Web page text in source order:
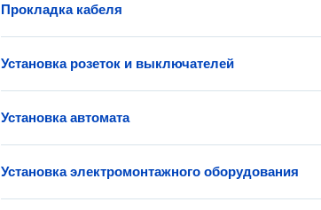
Прокладка кабеля
Установка розеток и выключателей
Установка автомата
Установка электромонтажного оборудования